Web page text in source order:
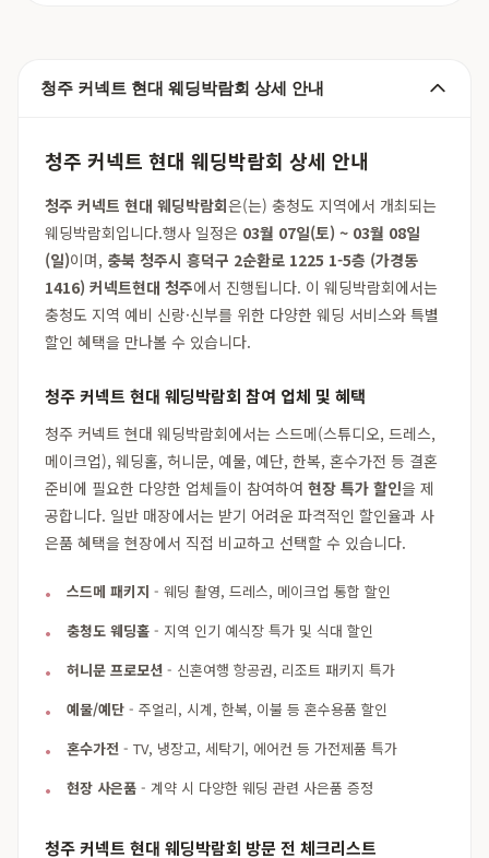
청주 커넥트 현대 웨딩박람회 상세 안내
청주 커넥트 현대 웨딩박람회 상세 안내
청주 커넥트 현대 웨딩박람회은(는) 충청도 지역에서 개최되는
웨딩박람회입니다.행사 일정은 03월 07일(토) ~ 03월 08일
(일)이며, 충북 청주시 흥덕구 2순환로 1225 1-5층 (가경동
1416) 커넥트현대 청주에서 진행됩니다. 이 웨딩박람회에서는
충청도 지역 예비 신랑·신부를 위한 다양한 웨딩 서비스와 특별
할인 혜택을 만나볼 수 있습니다.
청주 커넥트 현대 웨딩박람회 참여 업체 및 혜택
청주 커넥트 현대 웨딩박람회에서는 스드메(스튜디오, 드레스,
메이크업), 웨딩홀, 허니문, 예물, 예단, 한복, 혼수가전 등 결혼
준비에 필요한 다양한 업체들이 참여하여 현장 특가 할인을 제
공합니다. 일반 매장에서는 받기 어려운 파격적인 할인율과 사
은품 혜택을 현장에서 직접 비교하고 선택할 수 있습니다.
스드메 패키지 - 웨딩 촬영, 드레스, 메이크업 통합 할인
충청도 웨딩홀 - 지역 인기 예식장 특가 및 식대 할인
허니문 프로모션 - 신혼여행 항공권, 리조트 패키지 특가
예물/예단 - 주얼리, 시계, 한복, 이불 등 혼수용품 할인
혼수가전 - TV, 냉장고, 세탁기, 에어컨 등 가전제품 특가
현장 사은품 - 계약 시 다양한 웨딩 관련 사은품 증정
청주 커넥트 현대 웨딩박람회 방문 전 체크리스트